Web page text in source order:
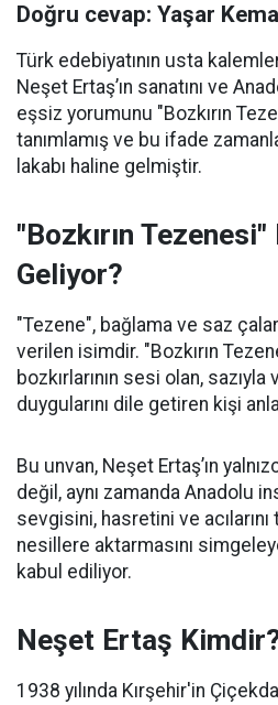
Doğru cevap: Yaşar
Türk edebiyatının usta
Neşet Ertaş’ın sanatını ve
eşsiz yorumunu "Bozkırın
tanımlamış ve bu ifade
lakabı haline gelmiştir.
"Bozkırın
Geliyor?
"Tezene", bağlama ve saz
verilen isimdir. "Bozkırın
bozkırlarının sesi olan,
duygularını dile getiren kişi
Bu unvan, Neşet Ertaş’ın
değil, aynı zamanda Anadolu
sevgisini, hasretini ve
nesillere aktarmasını
kabul ediliyor.
Neşet Ertaş
1938 yılında Kırşehir'in